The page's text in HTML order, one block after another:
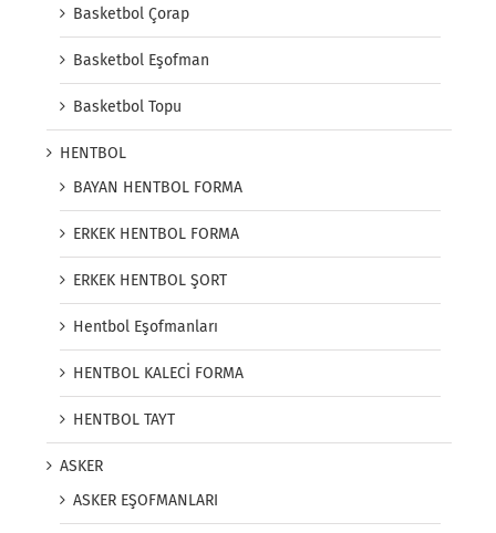
Basketbol Çorap
Basketbol Eşofman
Basketbol Topu
HENTBOL
BAYAN HENTBOL FORMA
ERKEK HENTBOL FORMA
ERKEK HENTBOL ŞORT
Hentbol Eşofmanları
HENTBOL KALECİ FORMA
HENTBOL TAYT
ASKER
ASKER EŞOFMANLARI